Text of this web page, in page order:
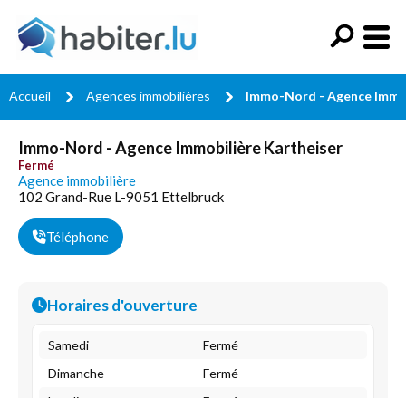
Accueil Agences immobilières Immo-Nord - Agence
Immo-Nord - Agence Immobilière Kartheiser
Fermé
Agence immobilière
102 Grand-Rue L-9051 Ettelbruck
Téléphone
Horaires d'ouverture
Samedi
Fermé
Dimanche
Fermé